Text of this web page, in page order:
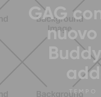
GAG